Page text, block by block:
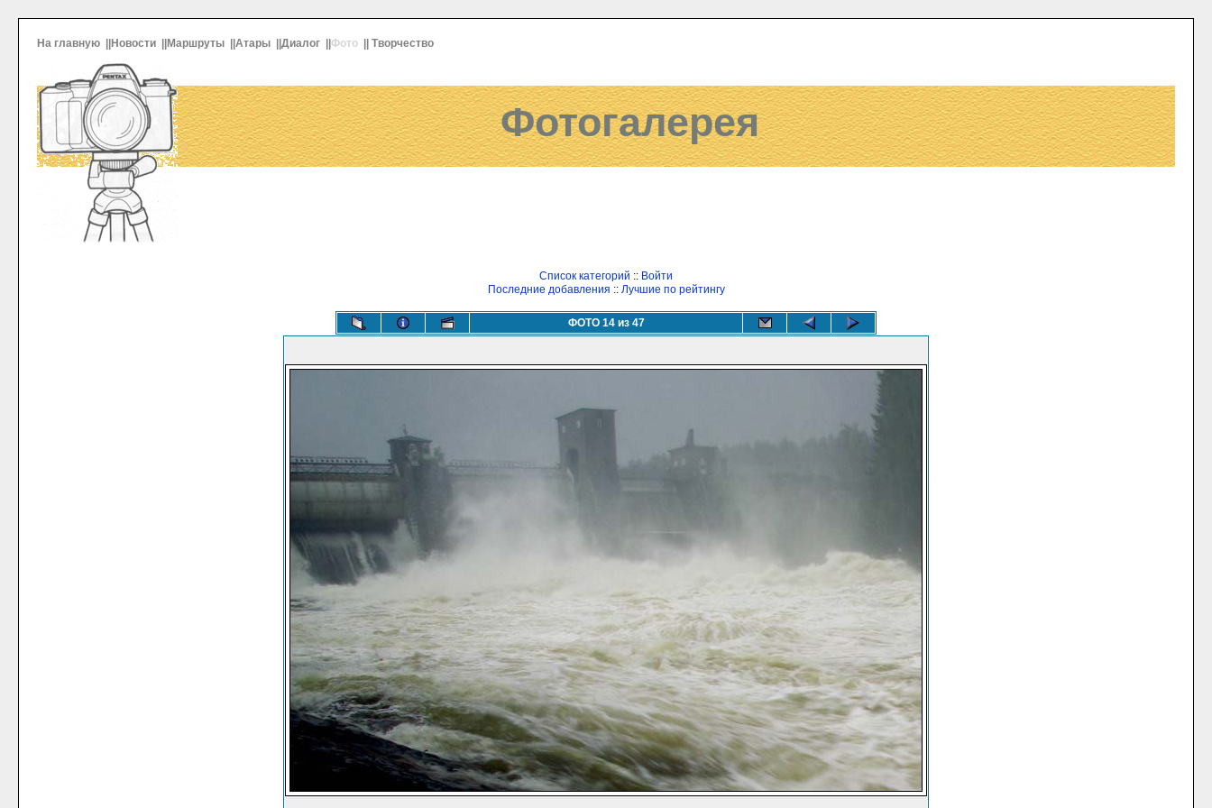
На главную Новости Маршруты Атары Диалог Фото Творчество
Фотогалерея
Список категорий :: Войти
Последние добавления :: Лучшие по рейтингу
ФОТО 14 из 47